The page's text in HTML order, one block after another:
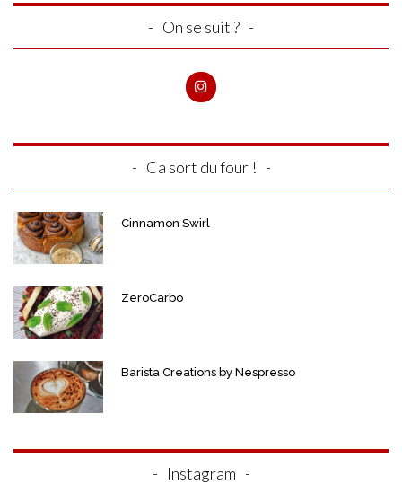
On se suit ?
Ca sort du four !
Cinnamon Swirl
ZeroCarbo
Barista Creations by Nespresso
Instagram